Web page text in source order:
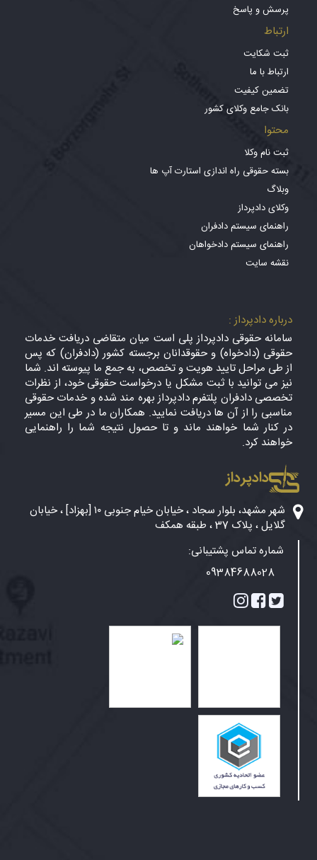
پرسش و پاسخ
ارتباط
ثبت شکایت
ارتباط با ما
تضمین کیفیت
بانک جامع وکلای کشور
محتوا
ثبت نام وکلا
بسته حقوقی راه اندازی استارت آپ ها
وبلاگ
وکلای دادپرداز
راهنمای سیستم دادفران
راهنمای سیستم دادخواهان
نقشه سایت
درباره دادپرداز :
سامانه حقوقی دادپرداز پلی است میان متقاضی دریافت خدمات
حقوقی (دادخواه) و حقوقدانان برجسته کشور (دادفران) که پس
از طی مراحل تایید هویت و تخصص، به جمع ما پیوسته اند. شما
نیز می توانید با ثبت مشکل یا درخواست حقوقی خود، از نظرات
تخصصی دادفران پلتفرم دادپرداز بهره مند شده و خدمات حقوقی
مناسبی را از آن ها دریافت نمایید. همکاران ما در طی این مسیر
در کنار شما خواهند ماند و تا حصول نتیجه شما را راهنمایی
خواهند کرد.
دادپرداز
شهر مشهد، بلوار سجاد ، خیابان خیام جنوبی ۱۰ [بهزاد] ، خیابان
گلایل ، پلاک 37 ، طبقه همکف
شماره تماس پشتیبانی:
09384688028